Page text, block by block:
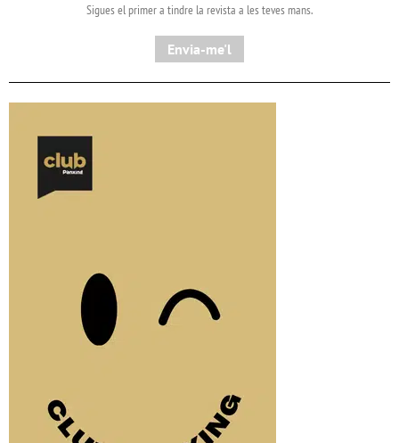
Sigues el primer a tindre la revista a les teves mans.
Envia-me'l